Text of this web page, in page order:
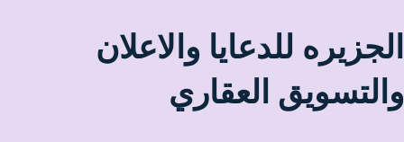
الجزيره للدعايا والاعلان
والتسويق العقاري